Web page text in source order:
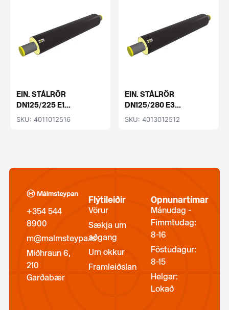
EIN. STÁLRÖR
DN125/225 E1...
SKU: 4011012516
EIN. STÁLRÖR
DN125/280 E3...
SKU: 4013012512
+354 544
8900
m@malmsteypa.is
Miðhraun 6,
210
Garðabær
Flýtileiðir
Vörur
Sækja um
aðgang
Um okkur
Framleiðslan
Opnunartímar
Mánudag -
Fimmtudag:
8-16
Föstudagur:
8-15
Helgar:
Lokað